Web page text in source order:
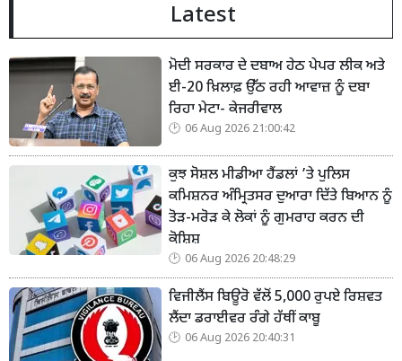
Latest
ਮੋਦੀ ਸਰਕਾਰ ਦੇ ਦਬਾਅ ਹੇਠ ਪੇਪਰ ਲੀਕ ਅਤੇ
ਈ-20 ਖ਼ਿਲਾਫ਼ ਉੱਠ ਰਹੀ ਆਵਾਜ਼ ਨੂੰ ਦਬਾ
ਰਿਹਾ ਮੇਟਾ- ਕੇਜਰੀਵਾਲ
06 Aug 2026 21:00:42
ਕੁਝ ਸੋਸ਼ਲ ਮੀਡੀਆ ਹੈਂਡਲਾਂ ’ਤੇ ਪੁਲਿਸ
ਕਮਿਸ਼ਨਰ ਅੰਮ੍ਰਿਤਸਰ ਦੁਆਰਾ ਦਿੱਤੇ ਬਿਆਨ ਨੂੰ
ਤੋੜ-ਮਰੋੜ ਕੇ ਲੋਕਾਂ ਨੂੰ ਗੁਮਰਾਹ ਕਰਨ ਦੀ
ਕੋਸ਼ਿਸ਼
06 Aug 2026 20:48:29
ਵਿਜੀਲੈਂਸ ਬਿਊਰੋ ਵੱਲੋਂ 5,000 ਰੁਪਏ ਰਿਸ਼ਵਤ
ਲੈਂਦਾ ਡਰਾਈਵਰ ਰੰਗੇ ਹੱਥੀਂ ਕਾਬੂ
06 Aug 2026 20:40:31